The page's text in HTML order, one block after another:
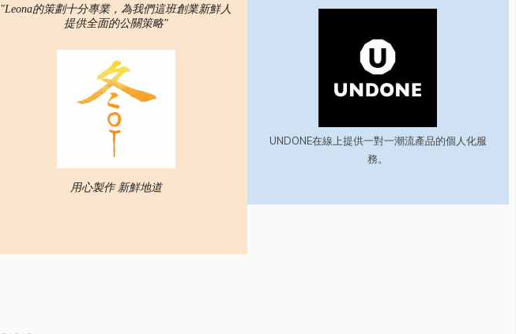
"Leona的策劃十分專業，為我們這班創業新鮮人
提供全面的公關策略"
用心製作 新鮮地道
UNDONE在線上提供一對一潮流產品的個人化服
務。